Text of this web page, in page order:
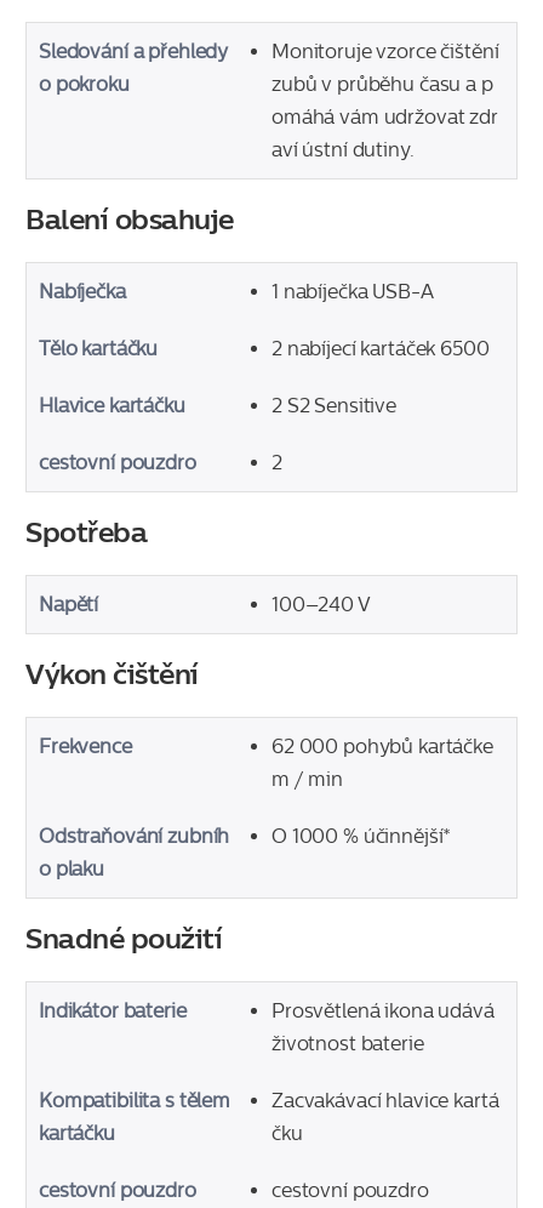
Sledování a přehledy
o pokroku
Monitoruje vzorce čištění
zubů v průběhu času a p
omáhá vám udržovat zdr
aví ústní dutiny.
Balení obsahuje
Nabíječka 1 nabíječka USB-A
Tělo kartáčku 2 nabíjecí kartáček 6500
Hlavice kartáčku 2 S2 Sensitive
cestovní pouzdro 2
Spotřeba
Napětí 100–240 V
Výkon čištění
Frekvence
62 000 pohybů kartáčke
m / min
Odstraňování zubníh
o plaku
O 1000 % účinnější*
Snadné použití
Indikátor baterie
Prosvětlená ikona udává
životnost baterie
Kompatibilita s tělem
kartáčku
Zacvakávací hlavice kartá
čku
cestovní pouzdro cestovní pouzdro